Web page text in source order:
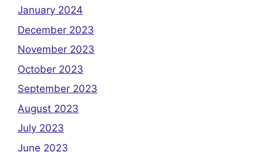
January 2024
December 2023
November 2023
October 2023
September 2023
August 2023
July 2023
June 2023